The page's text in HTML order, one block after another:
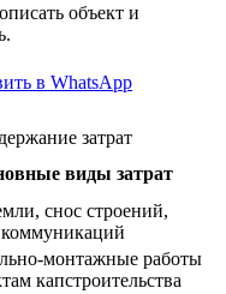
объект и
в WhatsApp
затрат
виды затрат
снос строений,
монтажные работы
капстроительства